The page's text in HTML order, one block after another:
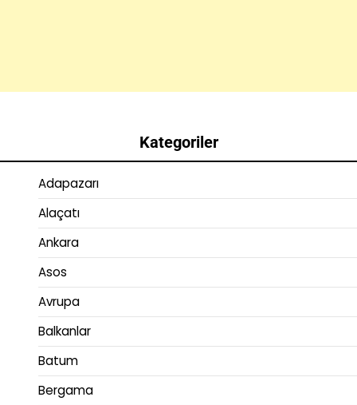
Kategoriler
Adapazarı
Alaçatı
Ankara
Asos
Avrupa
Balkanlar
Batum
Bergama